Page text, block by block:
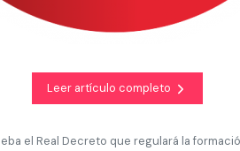
Leer artículo completo
el Real Decreto que regulará la